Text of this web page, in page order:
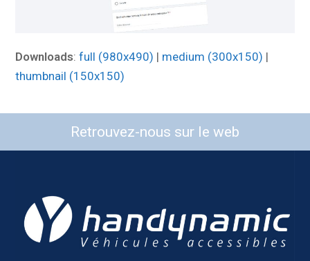
Downloads:full (980x490) | medium (300x150) |
thumbnail (150x150)
Retrouvez-nous sur le web